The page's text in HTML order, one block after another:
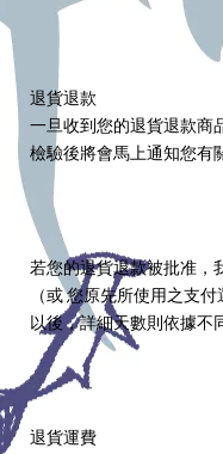
退貨退款
一旦收到您的退貨退款商
檢驗後將會馬上通知您有
若您的退貨退款被批准，
（或 您原先所使用之支
以後，詳細天數則依據不
退貨運費